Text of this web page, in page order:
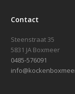
Contact
Steenstraat 35
5831 JA Boxmeer
0485-576091